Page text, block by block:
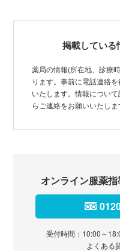
掲載している
薬局の情報(所在地、診療
ります。事前に電話連絡
いたします。情報につい
らご連絡をお願いいたしま
オンライン服薬
受付時間：10:00～
よくある